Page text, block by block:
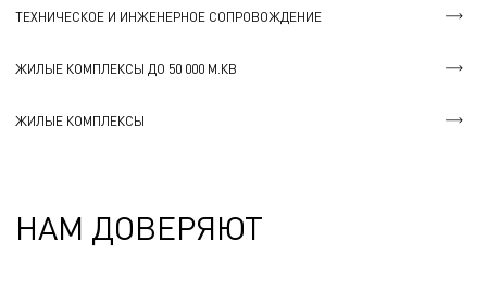
ТЕХНИЧЕСКОЕ И ИНЖЕНЕРНОЕ СОПРОВОЖДЕНИЕ
ЖИЛЫЕ КОМПЛЕКСЫ ДО 50 000 М.КВ
ЖИЛЫЕ КОМПЛЕКСЫ
НАМ ДОВЕРЯЮТ